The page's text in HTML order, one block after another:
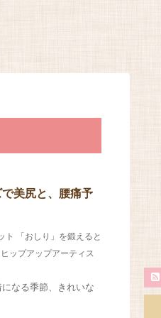
で美尻と、腰痛予
ト
「おしり」を鍛えると
ヒップアップアーティス
なる季節、きれいな